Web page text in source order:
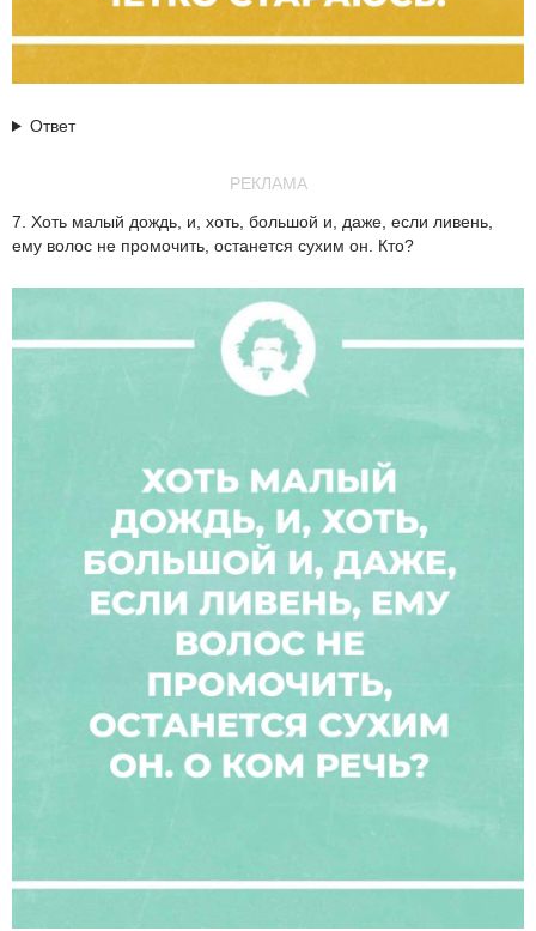
Ответ
РЕКЛАМА
7. Хоть малый дождь, и, хоть, большой и, даже, если ливень,
ему волос не промочить, останется сухим он. Кто?